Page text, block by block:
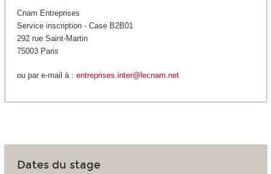
Cnam Entreprises
Service inscription - Case B2B01
292 rue Saint-Martin
75003 Paris
ou par e-mail à : entreprises.inter@lecnam.net
Dates du stage